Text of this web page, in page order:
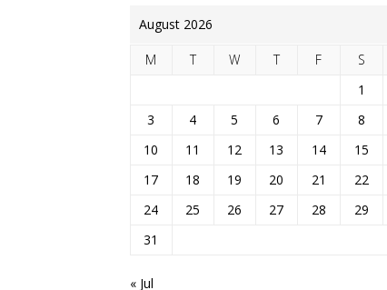
August 2026
M T W T F S
1
3
4 5 6 7 8
10
11 12 13 14 15
17
18 19 20 21 22
24
25 26 27 28 29
31
« Jul